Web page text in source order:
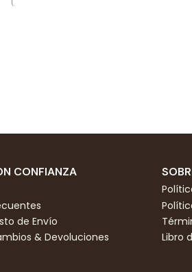
CONFIANZA
de Envío
& Devoluciones
Libro